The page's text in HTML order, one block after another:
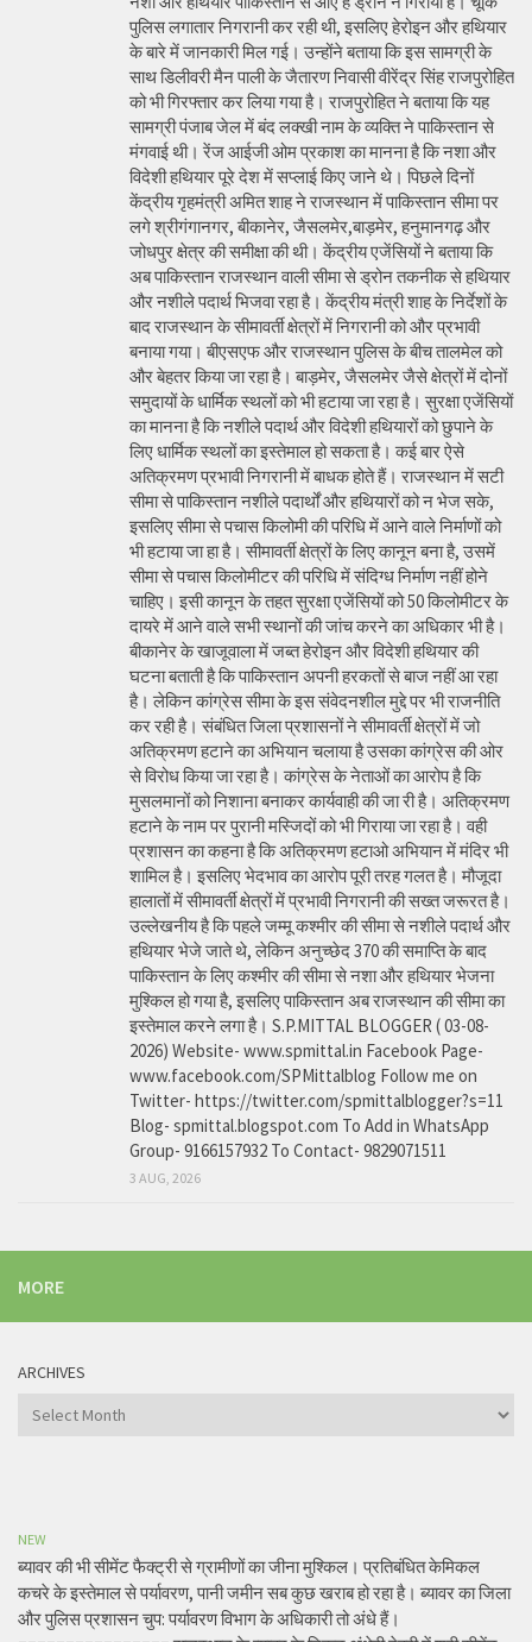
पुलिस लगातार निगरानी कर रही थी, इसलिए हेरोइन और हथियार
के बारे में जानकारी मिल गई। उन्होंने बताया कि इस सामग्री के
साथ डिलीवरी मैन पाली के जैतारण निवासी वीरेंद्र सिंह राजपुरोहित
को भी गिरफ्तार कर लिया गया है। राजपुरोहित ने बताया कि यह
सामग्री पंजाब जेल में बंद लक्खी नाम के व्यक्ति ने पाकिस्तान से
मंगवाई थी। रेंज आईजी ओम प्रकाश का मानना है कि नशा और
विदेशी हथियार पूरे देश में सप्लाई किए जाने थे। पिछले दिनों
केंद्रीय गृहमंत्री अमित शाह ने राजस्थान में पाकिस्तान सीमा पर
लगे श्रीगंगानगर, बीकानेर, जैसलमेर,बाड़मेर, हनुमानगढ़ और
जोधपुर क्षेत्र की समीक्षा की थी। केंद्रीय एजेंसियों ने बताया कि
अब पाकिस्तान राजस्थान वाली सीमा से ड्रोन तकनीक से हथियार
और नशीले पदार्थ भिजवा रहा है। केंद्रीय मंत्री शाह के निर्देशों के
बाद राजस्थान के सीमावर्ती क्षेत्रों में निगरानी को और प्रभावी
बनाया गया। बीएसएफ और राजस्थान पुलिस के बीच तालमेल को
और बेहतर किया जा रहा है। बाड़मेर, जैसलमेर जैसे क्षेत्रों में दोनों
समुदायों के धार्मिक स्थलों को भी हटाया जा रहा है। सुरक्षा एजेंसियों
का मानना है कि नशीले पदार्थ और विदेशी हथियारों को छुपाने के
लिए धार्मिक स्थलों का इस्तेमाल हो सकता है। कई बार ऐसे
अतिक्रमण प्रभावी निगरानी में बाधक होते हैं। राजस्थान में सटी
सीमा से पाकिस्तान नशीले पदार्थों और हथियारों को न भेज सके,
इसलिए सीमा से पचास किलोमी की परिधि में आने वाले निर्माणों को
भी हटाया जा हा है। सीमावर्ती क्षेत्रों के लिए कानून बना है, उसमें
सीमा से पचास किलोमीटर की परिधि में संदिग्ध निर्माण नहीं होने
चाहिए। इसी कानून के तहत सुरक्षा एजेंसियों को 50 किलोमीटर के
दायरे में आने वाले सभी स्थानों की जांच करने का अधिकार भी है।
बीकानेर के खाजूवाला में जब्त हेरोइन और विदेशी हथियार की
घटना बताती है कि पाकिस्तान अपनी हरकतों से बाज नहीं आ रहा
है। लेकिन कांग्रेस सीमा के इस संवेदनशील मुद्दे पर भी राजनीति
कर रही है। संबंधित जिला प्रशासनों ने सीमावर्ती क्षेत्रों में जो
अतिक्रमण हटाने का अभियान चलाया है उसका कांग्रेस की ओर
से विरोध किया जा रहा है। कांग्रेस के नेताओं का आरोप है कि
मुसलमानों को निशाना बनाकर कार्यवाही की जा री है। अतिक्रमण
हटाने के नाम पर पुरानी मस्जिदों को भी गिराया जा रहा है। वही
प्रशासन का कहना है कि अतिक्रमण हटाओ अभियान में मंदिर भी
शामिल है। इसलिए भेदभाव का आरोप पूरी तरह गलत है। मौजूदा
हालातों में सीमावर्ती क्षेत्रों में प्रभावी निगरानी की सख्त जरूरत है।
उल्लेखनीय है कि पहले जम्मू कश्मीर की सीमा से नशीले पदार्थ और
हथियार भेजे जाते थे, लेकिन अनुच्छेद 370 की समाप्ति के बाद
पाकिस्तान के लिए कश्मीर की सीमा से नशा और हथियार भेजना
मुश्किल हो गया है, इसलिए पाकिस्तान अब राजस्थान की सीमा का
इस्तेमाल करने लगा है। S.P.MITTAL BLOGGER ( 03-08-
2026) Website- www.spmittal.in Facebook Page-
www.facebook.com/SPMittalblog Follow me on
Twitter- https://twitter.com/spmittalblogger?s=11
Blog- spmittal.blogspot.com To Add in WhatsApp
Group- 9166157932 To Contact- 9829071511
3 AUG, 2026
MORE
ARCHIVES
Archives
NEW
ब्यावर की भी सीमेंट फैक्ट्री से ग्रामीणों का जीना मुश्किल। प्रतिबंधित केमिकल
कचरे के इस्तेमाल से पर्यावरण, पानी जमीन सब कुछ खराब हो रहा है। ब्यावर का जिला
और पुलिस प्रशासन चुप: पर्यावरण विभाग के अधिकारी तो अंधे हैं।